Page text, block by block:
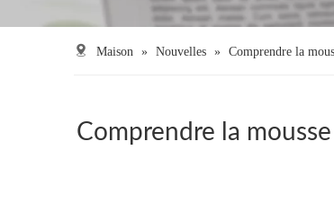
Maison » Nouvelles » Comprendre la
Comprendre la